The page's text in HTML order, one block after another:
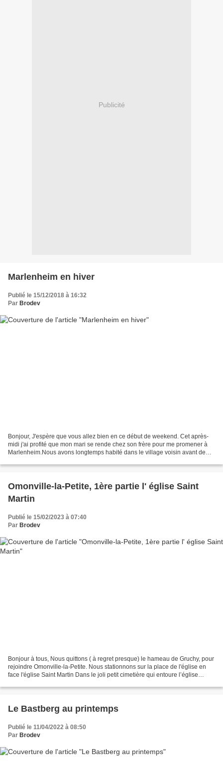
Publicité
Marlenheim en hiver
Publié le 15/12/2018 à 16:32
Par Brodev
Bonjour, J'espère que vous allez bien en ce début de weekend. Cet après-
midi j'ai profité que mon mari se rende chez son frère pour me promener à
Marlenheim.Nous avons longtemps habité dans le village voisin avant de
Omonville-la-Petite, 1ère partie l' église Saint
Martin
Publié le 15/02/2023 à 07:40
Par Brodev
Bonjour à tous, Nous quittons ( à regret presque) le hameau de Gruchy, pour
rejoindre Omonville-la-Petite. Nous stationnons sur la place de l'église en
face l'église Saint Martin Dans le joli petit cimetière qui entoure l’église
Le Bastberg au printemps
Publié le 11/04/2022 à 08:50
Par Brodev